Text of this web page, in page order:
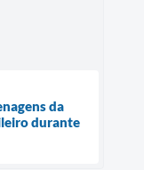
da
durante